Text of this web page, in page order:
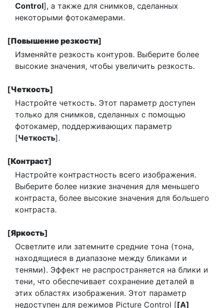
Control], а также для снимков, сделанных
некоторыми фотокамерами.
[Повышение резкости]
Изменяйте резкость контуров. Выберите более
высокие значения, чтобы увеличить резкость.
[Четкость]
Настройте четкость. Этот параметр доступен
только для снимков, сделанных с помощью
фотокамер, поддерживающих параметр
[Четкость].
[Контраст]
Настройте контрастность всего изображения.
Выберите более низкие значения для меньшего
контраста, более высокие значения для большего
контраста.
[Яркость]
Осветлите или затемните средние тона (тона,
находящиеся в диапазоне между бликами и
тенями). Эффект не распространяется на блики и
тени, что обеспечивает сохранение деталей в
этих областях изображения. Этот параметр
недоступен для режимов Picture Control [[А]